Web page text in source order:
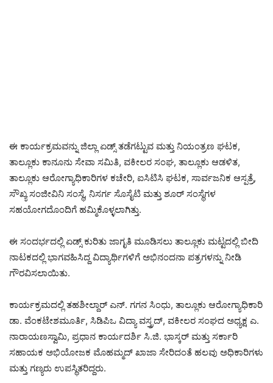
ಈ ಕಾರ್ಯಕ್ರಮವನ್ನು ಜಿಲ್ಲಾ ಏಡ್ಸ್ ತಡೆಗಟ್ಟುವ ಮತ್ತು ನಿಯಂತ್ರಣ ಘಟಕ,
ತಾಲ್ಲೂಕು ಕಾನೂನು ಸೇವಾ ಸಮಿತಿ, ವಕೀಲರ ಸಂಘ, ತಾಲ್ಲೂಕು ಆಡಳಿತ,
ತಾಲ್ಲೂಕು ಆರೋಗ್ಯಾಧಿಕಾರಿಗಳ ಕಚೇರಿ, ಐಸಿಟಿಸಿ ಘಟಕ, ಸಾರ್ವಜನಿಕ ಆಸ್ಪತ್ರೆ,
ಸೌಖ್ಯ ಸಂಜೀವಿನಿ ಸಂಸ್ಥೆ, ನಿಸರ್ಗ ಸೊಸೈಟಿ ಮತ್ತು ಶೂರ್ ಸಂಸ್ಥೆಗಳ
ಸಹಯೋಗದೊಂದಿಗೆ ಹಮ್ಮಿಕೊಳ್ಳಲಾಗಿತ್ತು.
ಈ ಸಂದರ್ಭದಲ್ಲಿ ಏಡ್ಸ್ ಕುರಿತು ಜಾಗೃತಿ ಮೂಡಿಸಲು ತಾಲ್ಲೂಕು ಮಟ್ಟದಲ್ಲಿ ಬೀದಿ
ನಾಟಕದಲ್ಲಿ ಭಾಗವಹಿಸಿದ್ದ ವಿದ್ಯಾರ್ಥಿಗಳಿಗೆ ಅಭಿನಂದನಾ ಪತ್ರಗಳನ್ನು ನೀಡಿ
ಗೌರವಿಸಲಾಯಿತು.
ಕಾರ್ಯಕ್ರಮದಲ್ಲಿ ತಹಶೀಲ್ದಾರ್ ಎನ್. ಗಗನ ಸಿಂಧು, ತಾಲ್ಲೂಕು ಆರೋಗ್ಯಾಧಿಕಾರಿ
ಡಾ. ವೆಂಕಟೇಶಮೂರ್ತಿ, ಸಿಡಿಪಿಒ ವಿದ್ಯಾ ವಸ್ತ್ರದ್, ವಕೀಲರ ಸಂಘದ ಅಧ್ಯಕ್ಷ ಎ.
ನಾರಾಯಣಸ್ವಾಮಿ, ಪ್ರಧಾನ ಕಾರ್ಯದರ್ಶಿ ಸಿ.ಜಿ. ಭಾಸ್ಕರ್ ಮತ್ತು ಸರ್ಕಾರಿ
ಸಹಾಯಕ ಅಭಿಯೋಜಕ ಮೊಹಮ್ಮದ್ ಖಾಜಾ ಸೇರಿದಂತೆ ಹಲವು ಅಧಿಕಾರಿಗಳು
ಮತ್ತು ಗಣ್ಯರು ಉಪಸ್ಥಿತರಿದ್ದರು.